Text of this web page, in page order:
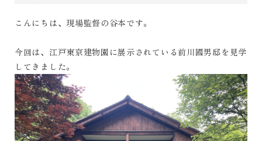
こんにちは、現場監督の谷本です。
今回は、江戸東京建物園に展示されている前川國男邸を見学
してきました。